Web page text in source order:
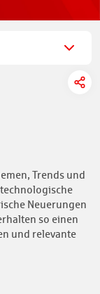
Trends und
Neuerungen
so einen
und relevante